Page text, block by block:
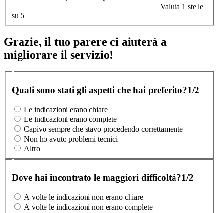
Valuta 1 stelle
su 5
Grazie, il tuo parere ci aiuterà a
migliorare il servizio!
Quali sono stati gli aspetti che hai preferito?1/2
Le indicazioni erano chiare
Le indicazioni erano complete
Capivo sempre che stavo procedendo correttamente
Non ho avuto problemi tecnici
Altro
Dove hai incontrato le maggiori difficoltà?1/2
A volte le indicazioni non erano chiare
A volte le indicazioni non erano complete